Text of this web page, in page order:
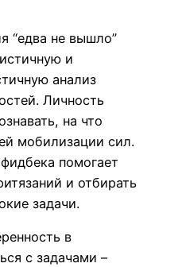
“едва не вышло”
и
анализ
Личность
на что
мобилизации сил.
помогает
и отбирать
задачи.
в
с задачами –